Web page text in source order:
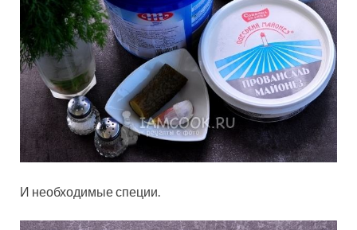
И необходимые специи.